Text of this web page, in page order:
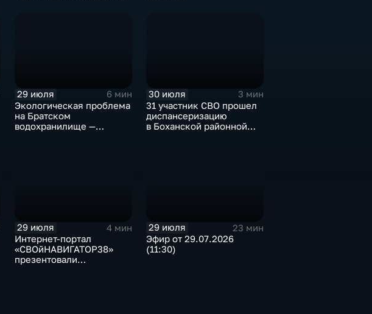
29 июля
6 мин
Экологическая проблема
на Братском
водохранилище —
30 июля
3 мин
31 участник СВО прошел
диспансеризацию
в Боханской районной
29 июля
4 мин
Интернет-портал
«СВОйНАВИГАТОР38»
презентовали
29 июля
23 мин
Эфир от 29.07.2026
(11:30)